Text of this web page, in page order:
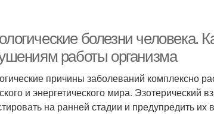
болезни человека.
работы организма
причины заболеваний комплексно
и энергетического мира. Эзотерический
на ранней стадии и предупредить